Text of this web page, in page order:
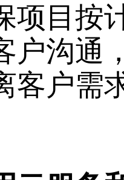
项目按
户沟通
客户需